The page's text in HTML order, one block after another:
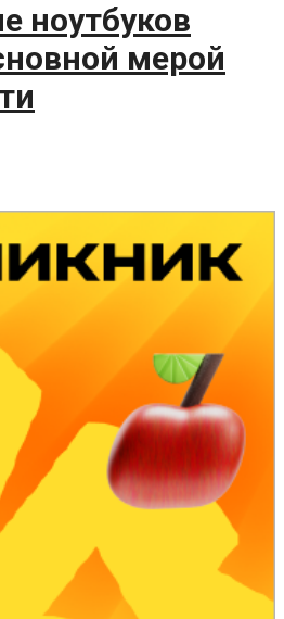
ноутбуков
мерой